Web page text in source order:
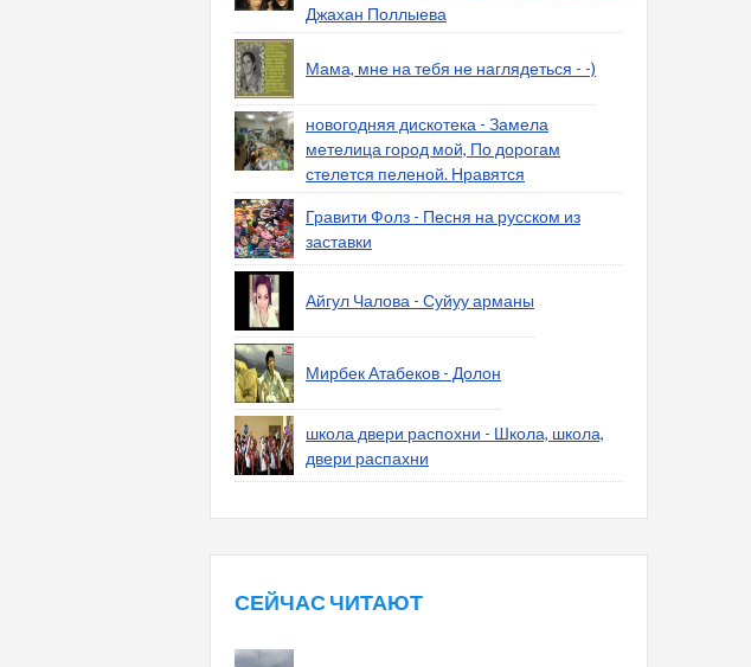
Джахан Поллыева
Мама, мне на тебя не наглядеться - -)
новогодняя дискотека - Замела
метелица город мой, По дорогам
стелется пеленой. Нравятся
Гравити Фолз - Песня на русском из
заставки
Айгул Чалова - Суйуу арманы
Мирбек Атабеков - Долон
школа двери распохни - Школа, школа,
двери распахни
СЕЙЧАС ЧИТАЮТ